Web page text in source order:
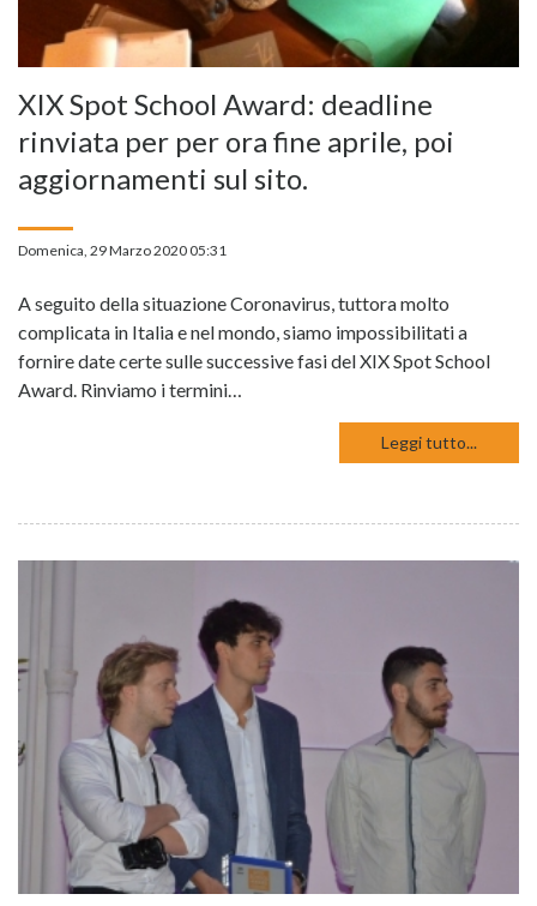
XIX Spot School Award: deadline
rinviata per per ora fine aprile, poi
aggiornamenti sul sito.
Domenica, 29 Marzo 2020 05:31
A seguito della situazione Coronavirus, tuttora molto
complicata in Italia e nel mondo, siamo impossibilitati a
fornire date certe sulle successive fasi del XIX Spot School
Award. Rinviamo i termini…
Leggi tutto...